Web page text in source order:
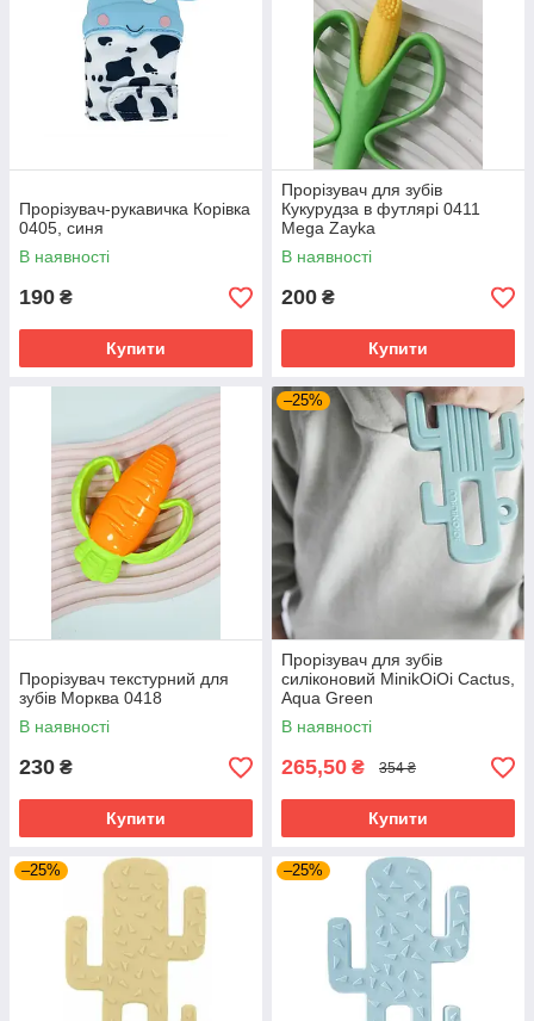
Прорізувач-рукавичка Корівка
0405, синя
В наявності
190 ₴
Купити
Прорізувач для зубів
Кукурудза в футлярі 0411
Mega Zayka
В наявності
200 ₴
Купити
Прорізувач текстурний для
зубів Морква 0418
В наявності
230 ₴
Купити
–25%
Прорізувач для зубів
силіконовий MinikOiOi Cactus,
Aqua Green
В наявності
265,50 ₴ 354 ₴
Купити
–25% –25%